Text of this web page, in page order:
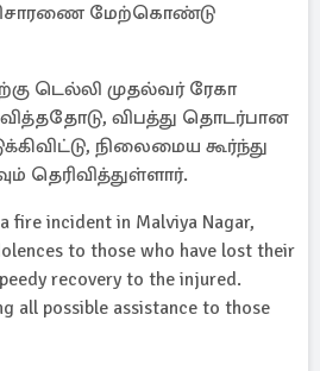
மேற்கொண்டு
டெல்லி முதல்வர் ரேகா
விபத்து தொடர்பான
நிலைமைய கூர்ந்து
தெரிவித்துள்ளார்.
fire incident in Malviya Nagar,
to those who have lost their
recovery to the injured.
all possible assistance to those